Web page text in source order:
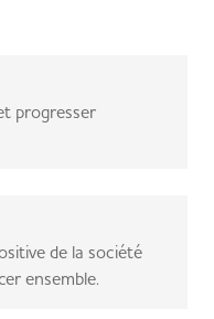
progresser
de la société
ensemble.